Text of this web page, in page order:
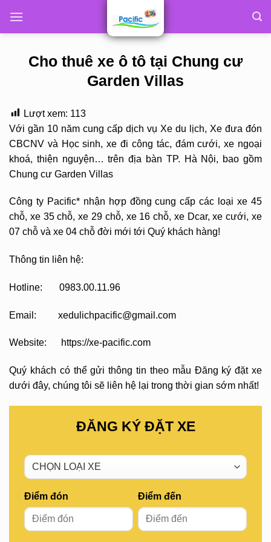
Cho thuê xe ô tô tại Chung cư
Garden Villas
Lượt xem: 113
Với gần 10 năm cung cấp dịch vụ Xe du lịch, Xe đưa đón
CBCNV và Học sinh, xe đi công tác, đám cưới, xe ngoại
khoá, thiện nguyện… trên địa bàn TP. Hà Nội, bao gồm
Chung cư Garden Villas
Công ty Pacific* nhận hợp đồng cung cấp các loại xe 45
chỗ, xe 35 chỗ, xe 29 chỗ, xe 16 chỗ, xe Dcar, xe cưới, xe
07 chỗ và xe 04 chỗ đời mới tới Quý khách hàng!
Thông tin liên hệ:
Hotline: 0983.00.11.96
Email: xedulichpacific@gmail.com
Website: https://xe-pacific.com
Quý khách có thể gửi thông tin theo mẫu Đăng ký đặt xe
dưới đây, chúng tôi sẽ liên hệ lại trong thời gian sớm nhất!
ĐĂNG KÝ ĐẶT XE
Điểm đón Điểm đến